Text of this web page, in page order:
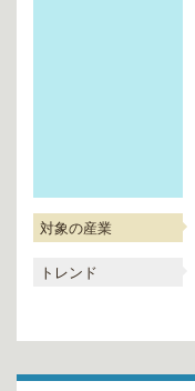
対象の産業
トレンド